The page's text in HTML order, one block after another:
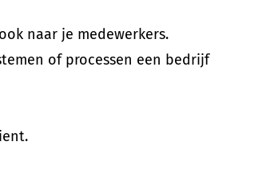
naar je medewerkers.
of processen een bedrijf